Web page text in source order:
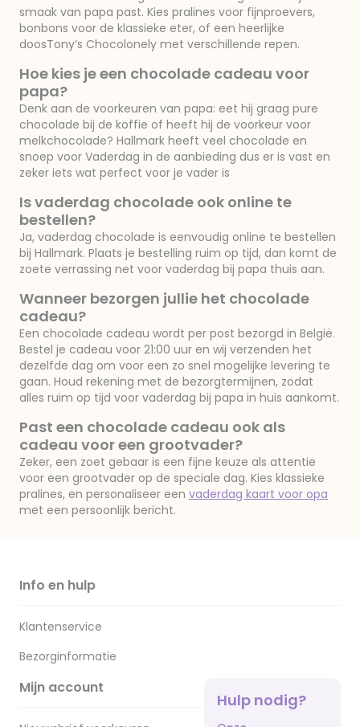
smaak van papa past. Kies pralines voor fijnproevers,
bonbons voor de klassieke eter, of een heerlijke
doosTony’s Chocolonely met verschillende repen.
Hoe kies je een chocolade cadeau voor
papa?
Denk aan de voorkeuren van papa: eet hij graag pure
chocolade bij de koffie of heeft hij de voorkeur voor
melkchocolade? Hallmark heeft veel chocolade en
snoep voor Vaderdag in de aanbieding dus er is vast en
zeker iets wat perfect voor je vader is
Is vaderdag chocolade ook online te
bestellen?
Ja, vaderdag chocolade is eenvoudig online te bestellen
bij Hallmark. Plaats je bestelling ruim op tijd, dan komt de
zoete verrassing net voor vaderdag bij papa thuis aan.
Wanneer bezorgen jullie het chocolade
cadeau?
Een chocolade cadeau wordt per post bezorgd in België.
Bestel je cadeau voor 21:00 uur en wij verzenden het
dezelfde dag om voor een zo snel mogelijke levering te
gaan. Houd rekening met de bezorgtermijnen, zodat
alles ruim op tijd voor vaderdag bij papa in huis aankomt.
Past een chocolade cadeau ook als
cadeau voor een grootvader?
Zeker, een zoet gebaar is een fijne keuze als attentie
voor een grootvader op de speciale dag. Kies klassieke
pralines, en personaliseer een vaderdag kaart voor opa
met een persoonlijk bericht.
Info en hulp
Klantenservice
Bezorginformatie
Mijn account
Hulp nodig?